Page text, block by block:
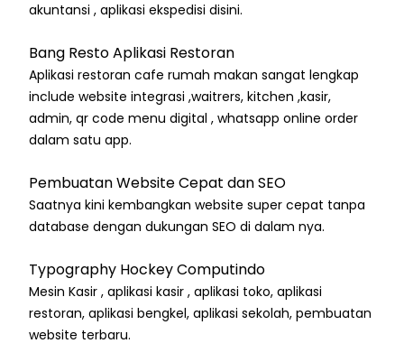
akuntansi , aplikasi ekspedisi disini.
Bang Resto Aplikasi Restoran
Aplikasi restoran cafe rumah makan sangat lengkap
include website integrasi ,waitrers, kitchen ,kasir,
admin, qr code menu digital , whatsapp online order
dalam satu app.
Pembuatan Website Cepat dan SEO
Saatnya kini kembangkan website super cepat tanpa
database dengan dukungan SEO di dalam nya.
Typography Hockey Computindo
Mesin Kasir , aplikasi kasir , aplikasi toko, aplikasi
restoran, aplikasi bengkel, aplikasi sekolah, pembuatan
website terbaru.